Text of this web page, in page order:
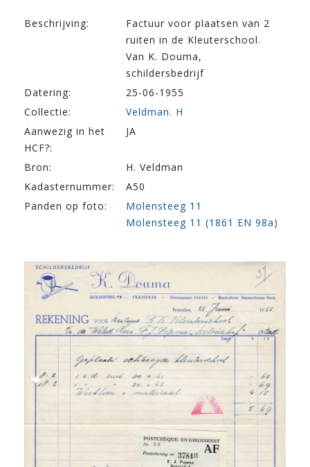
Beschrijving:
Factuur voor plaatsen van 2
ruiten in de Kleuterschool.
Van K. Douma,
schildersbedrijf
Datering:
25-06-1955
Collectie:
Veldman. H
Aanwezig in het
HCF?:
JA
Bron:
H. Veldman
Kadasternummer:
A50
Panden op foto:
Molensteeg 11
Molensteeg 11 (1861 EN 98a)